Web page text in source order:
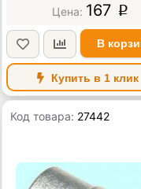
167 p
В
Купить в 1 клик
Код товара: 27442